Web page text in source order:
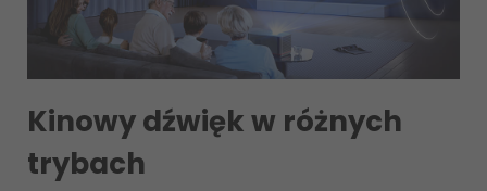
Kinowy dźwięk w różnych
trybach